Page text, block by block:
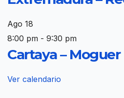
Ago 18
8:00 pm - 9:30 pm
Cartaya – Moguer
Ver calendario